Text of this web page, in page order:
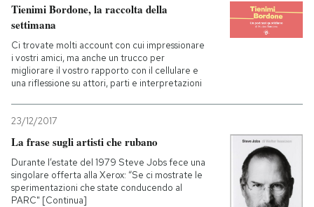
Tienimi Bordone, la raccolta della
settimana
Ci trovate molti account con cui impressionare
i vostri amici, ma anche un trucco per
migliorare il vostro rapporto con il cellulare e
una riflessione su attori, parti e interpretazioni
23/12/2017
La frase sugli artisti che rubano
Durante l’estate del 1979 Steve Jobs fece una
singolare offerta alla Xerox: “Se ci mostrate le
sperimentazioni che state conducendo al
PARC" [Continua]